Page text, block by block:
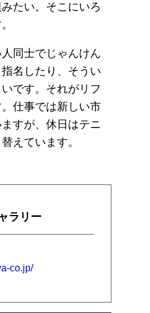
たい。そこにいろ
同士でじゃんけん
名したり、そうい
です。それがリフ
仕事では新しい市
すが、休日はテニ
えています。
ラリー
co.jp/